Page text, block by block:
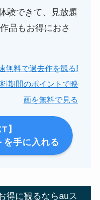
験できて、見放題
品もお得におさ
無料で過去作を観る!
期間のポイントで映
画を無料で見る
】
を手に入れる
得に観るならauス